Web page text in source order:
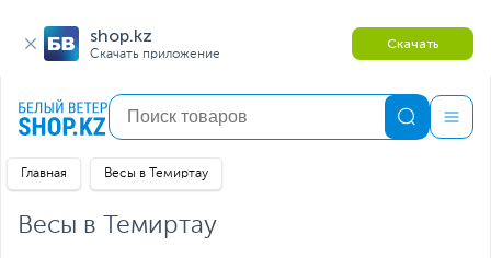
shop.kz
Скачать приложение
Скачать
Главная Весы в Темиртау
Весы в Темиртау